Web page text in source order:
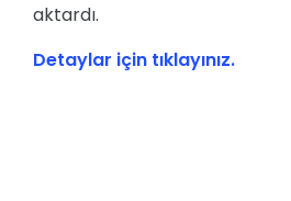
aktardı.
Detaylar için tıklayınız.